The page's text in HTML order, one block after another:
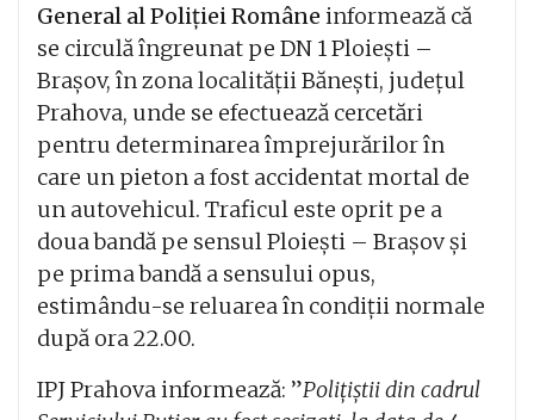
General al Poliției Române informează că
se circulă îngreunat pe DN 1 Ploiești –
Brașov, în zona localității Bănești, județul
Prahova, unde se efectuează cercetări
pentru determinarea împrejurărilor în
care un pieton a fost accidentat mortal de
un autovehicul. Traficul este oprit pe a
doua bandă pe sensul Ploiești – Brașov și
pe prima bandă a sensului opus,
estimându-se reluarea în condiții normale
după ora 22.00.
IPJ Prahova informează: ”Polițiștii din cadrul